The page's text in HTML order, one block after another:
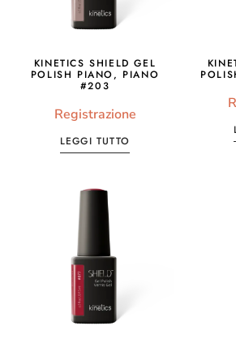
KINETICS SHIELD GEL
POLISH PIANO, PIANO
#203
Registrazione
LEGGI TUTTO